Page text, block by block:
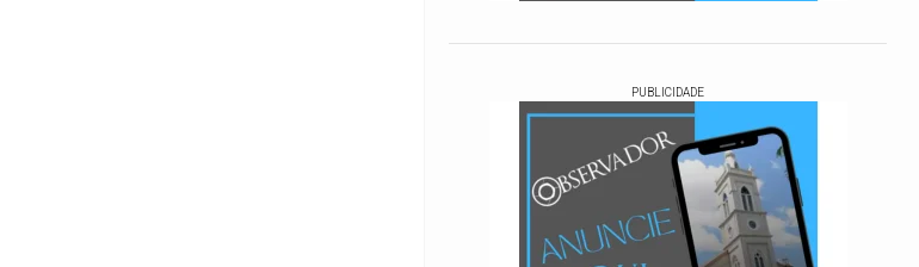
PUBLICIDADE